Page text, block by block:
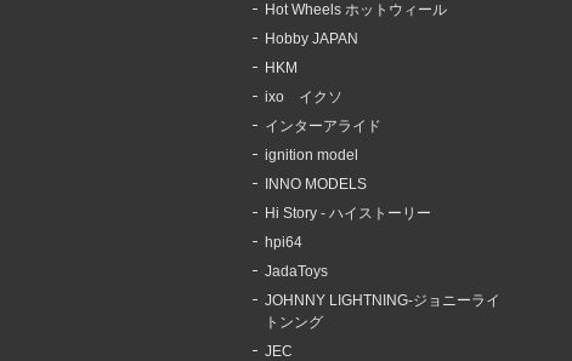
Hot Wheels ホットウィール
Hobby JAPAN
HKM
ixo イクソ
インターアライド
ignition model
INNO MODELS
Hi Story - ハイストーリー
hpi64
JadaToys
JOHNNY LIGHTNING-ジョニーライ
トンング
JEC